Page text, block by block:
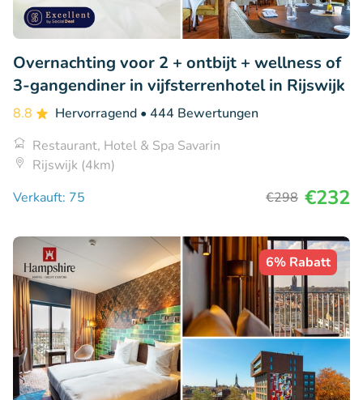
Overnachting voor 2 + ontbijt + wellness of
3-gangendiner in vijfsterrenhotel in Rijswijk
8.8 Hervorragend • 444 Bewertungen
Restaurant, Hotel & Spa Savarin
Rijswijk (4km)
Verkauft: 75
€298 €232
6% Rabatt